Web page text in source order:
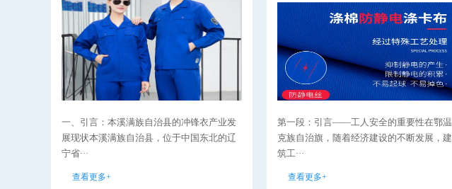
一、引言：本溪满族自治县的冲锋衣产业发
展现状本溪满族自治县，位于中国东北的辽
宁省···
查看更多+
第一段：引言——工人安全的重要性在鄂温
克族自治旗，随着经济建设的不断发展，建
筑工···
查看更多+